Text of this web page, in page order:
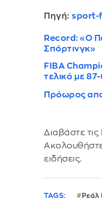
Πηγή: sport-
Record: «Ο
Σπόρτινγκ»
FIBA
τελικό με
Πρόωρος
Διαβάστε τις
ειδήσεις.
TAGS: Ρεάλ